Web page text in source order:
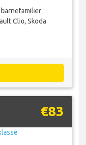
Clio, Skoda
€83